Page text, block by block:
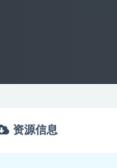
资源信息